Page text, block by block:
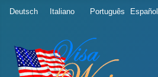
Sélectionnez votre langue
Deutsch Italiano Português Español